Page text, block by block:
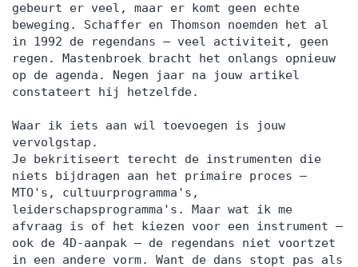
gebeurt er veel, maar er komt geen echte
beweging. Schaffer en Thomson noemden het al
in 1992 de regendans — veel activiteit, geen
regen. Mastenbroek bracht het onlangs opnieuw
op de agenda. Negen jaar na jouw artikel
constateert hij hetzelfde.
Waar ik iets aan wil toevoegen is jouw
vervolgstap.
Je bekritiseert terecht de instrumenten die
niets bijdragen aan het primaire proces —
MTO's, cultuurprogramma's,
leiderschapsprogramma's. Maar wat ik me
afvraag is of het kiezen voor een instrument —
ook de 4D-aanpak — de regendans niet voortzet
in een andere vorm. Want de dans stopt pas als